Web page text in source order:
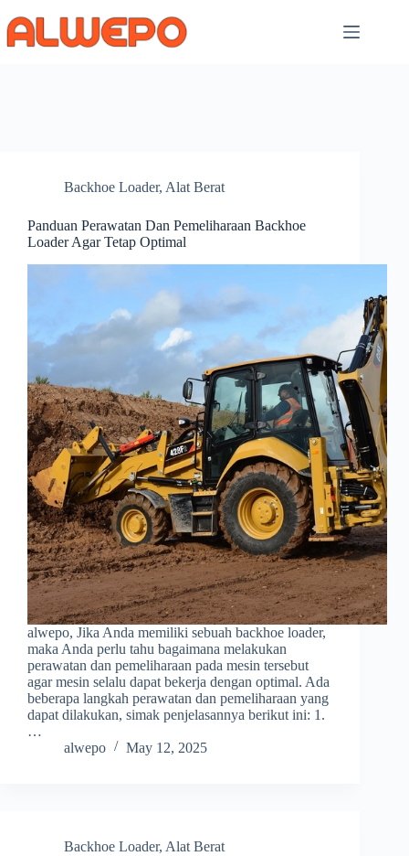
to
content
Backhoe Loader, Alat Berat
Panduan Perawatan Dan Pemeliharaan Backhoe
Loader Agar Tetap Optimal
alwepo, Jika Anda memiliki sebuah backhoe loader,
maka Anda perlu tahu bagaimana melakukan
perawatan dan pemeliharaan pada mesin tersebut
agar mesin selalu dapat bekerja dengan optimal. Ada
beberapa langkah perawatan dan pemeliharaan yang
dapat dilakukan, simak penjelasannya berikut ini: 1.
…
alwepo
May 12, 2025
Backhoe Loader, Alat Berat